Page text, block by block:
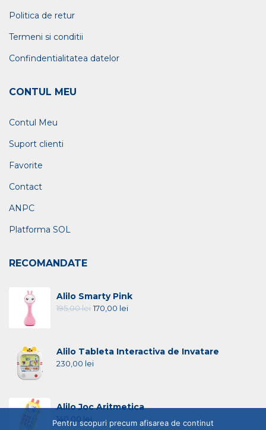
Politica de retur
Termeni si conditii
Confindentialitatea datelor
CONTUL MEU
Contul Meu
Suport clienti
Favorite
Contact
ANPC
Platforma SOL
RECOMANDATE
Alilo Smarty Pink
195,00lei 170,00 lei
Alilo Tableta Interactiva de Invatare
230,00 lei
Alilo Joc Aritmetica
140,00 lei
Pentru scopuri precum afisarea de continut